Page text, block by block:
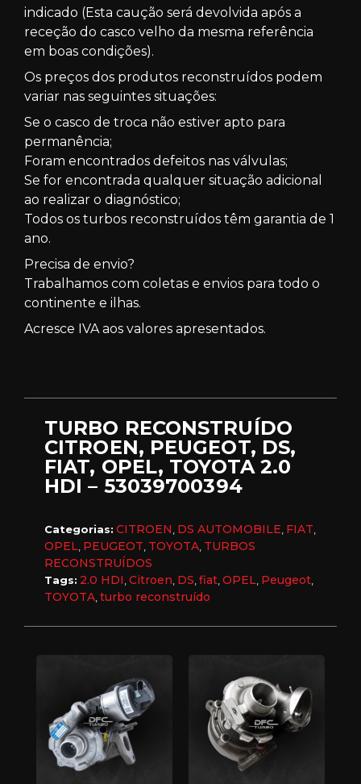
indicado (Esta caução será devolvida após a
receção do casco velho da mesma referência
em boas condições).
Os preços dos produtos reconstruídos podem
variar nas seguintes situações:
Se o casco de troca não estiver apto para
permanência;
Foram encontrados defeitos nas válvulas;
Se for encontrada qualquer situação adicional
ao realizar o diagnóstico;
Todos os turbos reconstruídos têm garantia de 1
ano.
Precisa de envio?
Trabalhamos com coletas e envios para todo o
continente e ilhas.
Acresce IVA aos valores apresentados.
TURBO RECONSTRUÍDO
CITROEN, PEUGEOT, DS,
FIAT, OPEL, TOYOTA 2.0
HDI – 53039700394
Categorias: CITROEN, DS AUTOMOBILE, FIAT,
OPEL, PEUGEOT, TOYOTA, TURBOS
RECONSTRUÍDOS
Tags: 2.0 HDI,Citroen, DS,fiat,OPEL, Peugeot,
TOYOTA,turbo reconstruído